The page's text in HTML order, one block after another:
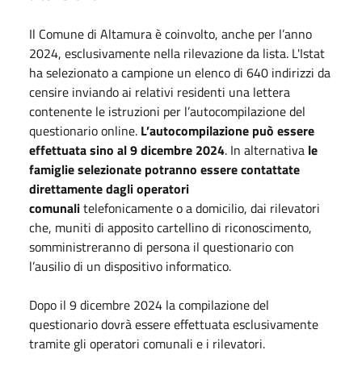
Il Comune di Altamura è coinvolto, anche per l’anno
2024, esclusivamente nella rilevazione da lista. L'Istat
ha selezionato a campione un elenco di 640 indirizzi da
censire inviando ai relativi residenti una lettera
contenente le istruzioni per l’autocompilazione del
questionario online. L’autocompilazione può essere
effettuata sino al 9 dicembre 2024. In alternativa le
famiglie selezionate potranno essere contattate
direttamente dagli operatori
comunalitelefonicamente o a domicilio, dai rilevatori
che, muniti di apposito cartellino di riconoscimento,
somministreranno di persona il questionario con
l’ausilio di un dispositivo informatico.
Dopo il 9 dicembre 2024 la compilazione del
questionario dovrà essere effettuata esclusivamente
tramite gli operatori comunali e i rilevatori.